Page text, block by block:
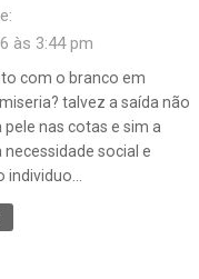
às 3:44 pm
com o branco em
talvez a saída não
pele nas cotas e sim a
necessidade social e
individuo…